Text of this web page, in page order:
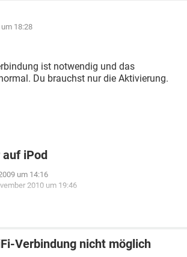
18:28
ist notwendig und das
Du brauchst nur die Aktivierung.
auf iPod
um 14:16
2010 um 19:46
Verbindung nicht möglich